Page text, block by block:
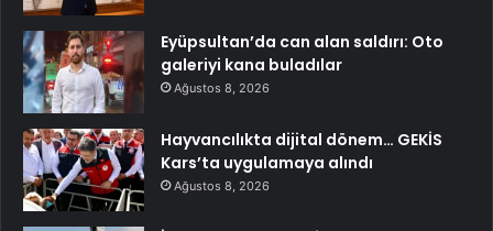
Eyüpsultan’da can alan saldırı: Oto
galeriyi kana buladılar
Ağustos 8, 2026
Hayvancılıkta dijital dönem… GEKİS
Kars’ta uygulamaya alındı
Ağustos 8, 2026